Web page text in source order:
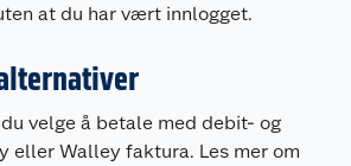
at du har vært innlogget.
velge å betale med debit- og
eller Walley faktura. Les mer om